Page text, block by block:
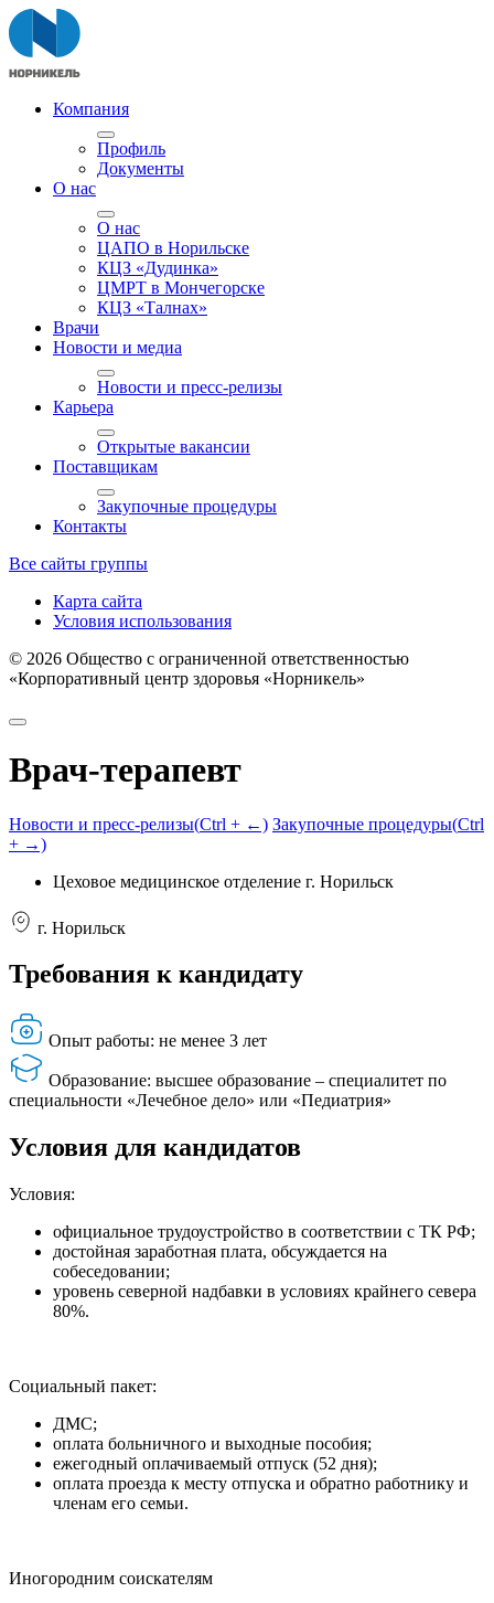
Компания
Профиль
Документы
О нас
О нас
ЦАПО в Норильске
КЦЗ «Дудинка»
ЦМРТ в Мончегорске
КЦЗ «Талнах»
Врачи
Новости и медиа
Новости и пресс-релизы
Карьера
Открытые вакансии
Поставщикам
Закупочные процедуры
Контакты
Все сайты группы
Карта сайта
Условия использования
© 2026 Общество с ограниченной ответственностью
«Корпоративный центр здоровья «Норникель»
Врач-терапевт
Новости и пресс-релизы(Ctrl + ←) Закупочные процедуры(Ctrl
+ →)
Цеховое медицинское отделение г. Норильск
г. Норильск
Требования к кандидату
Опыт работы: не менее 3 лет
Образование: высшее образование – специалитет по
специальности «Лечебное дело» или «Педиатрия»
Условия для кандидатов
Условия:
официальное трудоустройство в соответствии с ТК РФ;
достойная заработная плата, обсуждается на
собеседовании;
уровень северной надбавки в условиях крайнего севера
80%.
Социальный пакет:
ДМС;
оплата больничного и выходные пособия;
ежегодный оплачиваемый отпуск (52 дня);
оплата проезда к месту отпуска и обратно работнику и
членам его семьи.
Иногородним соискателям